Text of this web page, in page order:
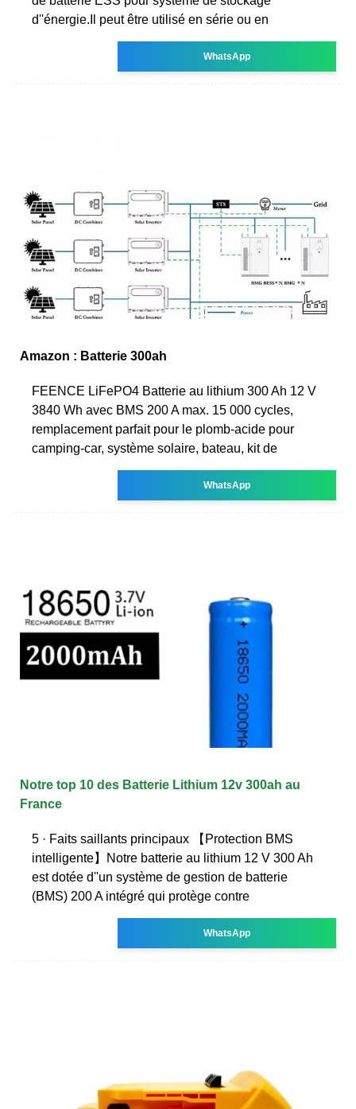
d''énergie.Il peut être utilisé en série ou en
WhatsApp
Amazon : Batterie 300ah
FEENCE LiFePO4 Batterie au lithium 300 Ah 12 V
3840 Wh avec BMS 200 A max. 15 000 cycles,
remplacement parfait pour le plomb-acide pour
camping-car, système solaire, bateau, kit de
WhatsApp
Notre top 10 des Batterie Lithium 12v 300ah au
France
5 · Faits saillants principaux 【Protection BMS
intelligente】Notre batterie au lithium 12 V 300 Ah
est dotée d''un système de gestion de batterie
(BMS) 200 A intégré qui protège contre
WhatsApp